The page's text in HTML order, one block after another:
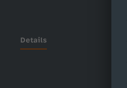
Details